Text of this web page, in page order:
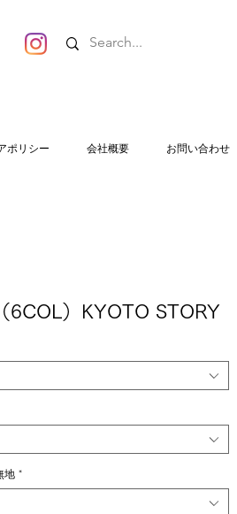
ポリシー 会社概要 お問い合わせ
6COL）KYOTO STORY
地 *